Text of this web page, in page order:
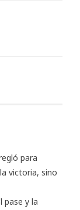
para
victoria, sino
pase y la